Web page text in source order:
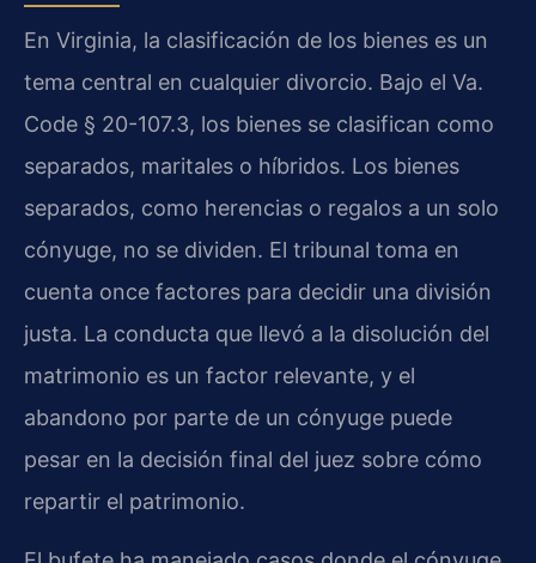
En Virginia, la clasificación de los bienes es un
tema central en cualquier divorcio. Bajo el Va.
Code § 20-107.3, los bienes se clasifican como
separados, maritales o híbridos. Los bienes
separados, como herencias o regalos a un solo
cónyuge, no se dividen. El tribunal toma en
cuenta once factores para decidir una división
justa. La conducta que llevó a la disolución del
matrimonio es un factor relevante, y el
abandono por parte de un cónyuge puede
pesar en la decisión final del juez sobre cómo
repartir el patrimonio.